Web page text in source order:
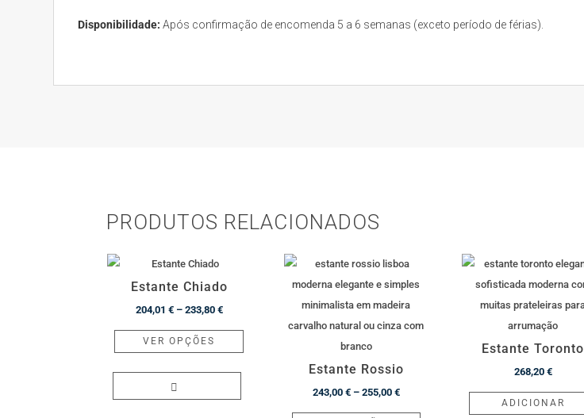
Disponibilidade:Após confirmação de encomenda 5 a 6 semanas (exceto período de férias).
PRODUTOS RELACIONADOS
Estante Chiado
204,01 € – 233,80 €Price
range:
204,01 €
through
VER OPÇÕES
This
product
Estante Rossio
243,00 € – 255,00 €Price
range:This
Estante Toronto
268,20 €
ADICIONAR